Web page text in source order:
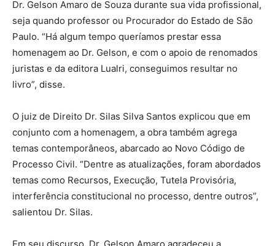
Dr. Gelson Amaro de Souza durante sua vida profissional,
seja quando professor ou Procurador do Estado de São
Paulo. “Há algum tempo queríamos prestar essa
homenagem ao Dr. Gelson, e com o apoio de renomados
juristas e da editora Lualri, conseguimos resultar no
livro”, disse.
O juiz de Direito Dr. Silas Silva Santos explicou que em
conjunto com a homenagem, a obra também agrega
temas contemporâneos, abarcado ao Novo Código de
Processo Civil. “Dentre as atualizações, foram abordados
temas como Recursos, Execução, Tutela Provisória,
interferência constitucional no processo, dentre outros”,
salientou Dr. Silas.